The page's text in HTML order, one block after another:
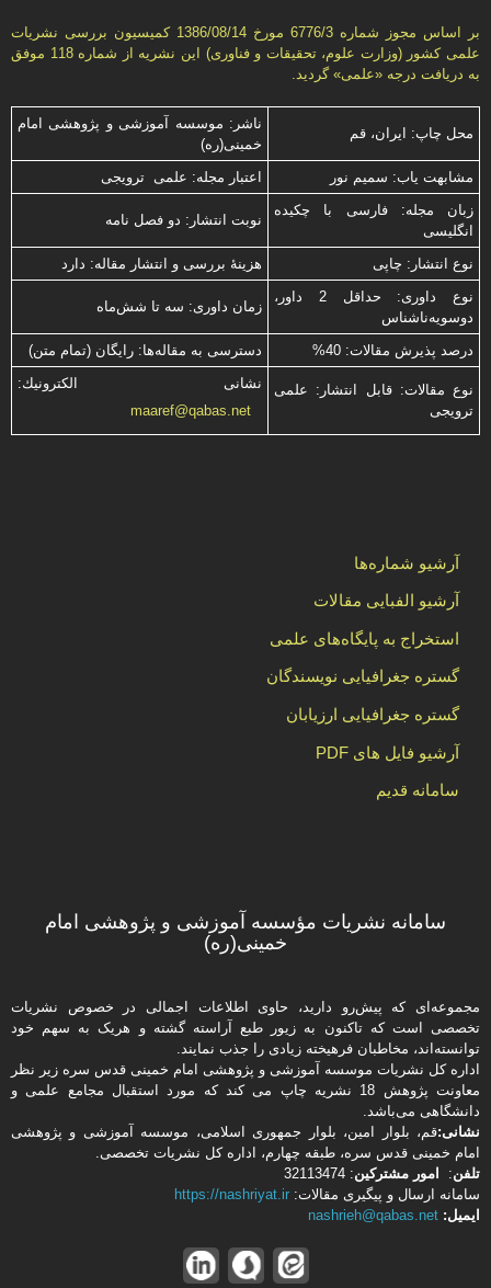
بر اساس مجوز شماره 6776/3 مورخ 1386/08/14 كمیسیون بررسى نشریات
علمى كشور (وزارت علوم، تحقیقات و فناورى) این نشریه از شماره 118 موفق
به دریافت درجه «علمى» گردید.
محل چاپ: ایران، قم
ناشر: موسسه آموزشی و پژوهشی امام
خمینی(ره)
مشابهت ياب: سميم نور
اعتبار مجله: علمی ترویجی
زبان مجله: فارسی با چكیده
انگلیسی
نوبت انتشار: دو فصل نامه
نوع انتشار: چاپی
هزینۀ بررسی و انتشار مقاله: دارد
نوع داوری: حداقل 2 داور،
دوسویه‌ناشناس
زمان داوری: سه تا شش‌ماه
درصد پذیرش مقالات: 40% دسترسی به مقاله‌ها: رایگان (تمام متن)
نوع مقالات: قابل انتشار: علمی
ترویجی
نشانی الكترونیك:
maaref@qabas.net
آرشیو شماره‌ها
آرشیو الفبایی مقالات
استخراج به پایگاه‌های علمی
گستره جغرافیایی نویسندگان
گستره جغرافیایی ارزیابان
آرشیو فایل های PDF
سامانه قدیم
سامانه نشریات مؤسسه آموزشی و پژوهشی امام
خمینی(ره)
مجموعه‌ای که پیش‌رو دارید،‌ حاوی اطلاعات اجمالی در خصوص نشریات
تخصصی است که تاکنون به زیور طبع آراسته گشته و هریک به سهم خود
توانسته‌اند، مخاطبان فرهیخته‌ زیادی را جذب نمایند.
اداره كل نشریات موسسه آموزشی و پژوهشی امام خمینی قدس سره زیر نظر
معاونت پژوهش 18 نشریه چاپ می کند که مورد استقبال مجامع علمی و
دانشگاهی می‌باشد.
نشانی:قم، بلوار امین، بلوار جمهوری اسلامی، موسسه آموزشی و پژوهشی
امام خمینی قدس سره، طبقه چهارم، اداره كل نشریات تخصصی.
تلفن: امور مشتركین: 32113474
سامانه ارسال و پیگیری مقالات: https://nashriyat.ir
ایمیل: nashrieh@qabas.net